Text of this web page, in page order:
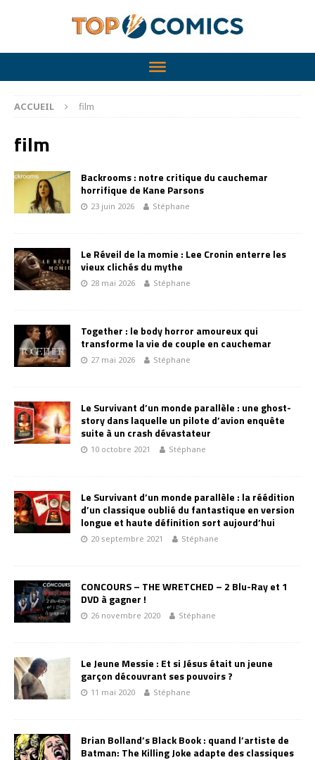
ACCUEIL film
film
Backrooms : notre critique du cauchemar
horrifique de Kane Parsons
23 juin 2026 Stéphane
Le Réveil de la momie : Lee Cronin enterre les
vieux clichés du mythe
28 mai 2026 Stéphane
Together : le body horror amoureux qui
transforme la vie de couple en cauchemar
27 mai 2026 Stéphane
Le Survivant d’un monde parallèle : une ghost-
story dans laquelle un pilote d’avion enquête
suite à un crash dévastateur
10 octobre 2021 Stéphane
Le Survivant d’un monde parallèle : la réédition
d’un classique oublié du fantastique en version
longue et haute définition sort aujourd’hui
20 septembre 2021 Stéphane
CONCOURS – THE WRETCHED – 2 Blu-Ray et 1
DVD à gagner !
26 novembre 2020 Stéphane
Le Jeune Messie : Et si Jésus était un jeune
garçon découvrant ses pouvoirs ?
11 mai 2020 Stéphane
Brian Bolland’s Black Book : quand l’artiste de
Batman: The Killing Joke adapte des classiques